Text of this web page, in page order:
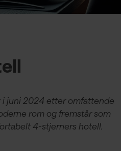
i juni 2024 etter omfattende
rom og fremstår som
4-stjerners hotell.